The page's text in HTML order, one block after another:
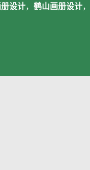
设计，鹤山画册设计